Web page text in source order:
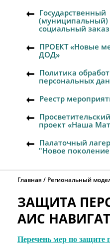
Государственный
(муниципальный)
социальный заказ
ПРОЕКТ «Новые
ДОД»
Политика
персональных
Реестр
Просветительский
проект «Наша
Палаточный
"Новое
Главная Региональный
ЗАЩИТА
АИС
Перечень мер по